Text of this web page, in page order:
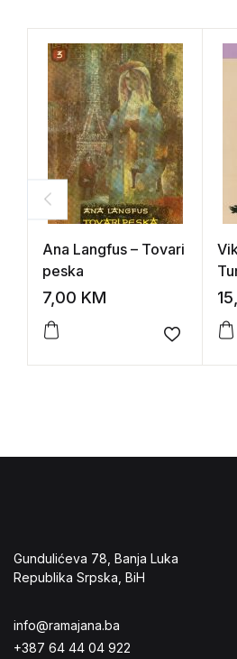
Ana Langfus – Tovari
peska
7,00 KM
Add to
Gundulićeva 78, Banja Luka
Republika Srpska, BiH
info@ramajana.ba
+387 64 44 04 922